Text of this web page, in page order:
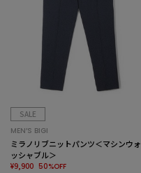
SALE
MEN’S BIGI
ミラノリブニットパンツ＜マシンウォ
ッシャブル＞
¥9,900 50%OFF